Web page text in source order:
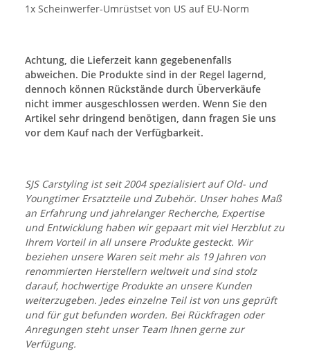
1x Scheinwerfer-Umrüstset von US auf EU-Norm
Achtung, die Lieferzeit kann gegebenenfalls
abweichen. Die Produkte sind in der Regel lagernd,
dennoch können Rückstände durch Überverkäufe
nicht immer ausgeschlossen werden. Wenn Sie den
Artikel sehr dringend benötigen, dann fragen Sie uns
vor dem Kauf nach der Verfügbarkeit.
SJS Carstyling ist seit 2004 spezialisiert auf Old- und
Youngtimer Ersatzteile und Zubehör. Unser hohes Maß
an Erfahrung und jahrelanger Recherche, Expertise
und Entwicklung haben wir gepaart mit viel Herzblut zu
Ihrem Vorteil in all unsere Produkte gesteckt. Wir
beziehen unsere Waren seit mehr als 19 Jahren von
renommierten Herstellern weltweit und sind stolz
darauf, hochwertige Produkte an unsere Kunden
weiterzugeben. Jedes einzelne Teil ist von uns geprüft
und für gut befunden worden. Bei Rückfragen oder
Anregungen steht unser Team Ihnen gerne zur
Verfügung.